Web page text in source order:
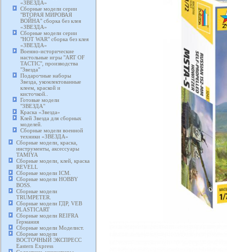
«ЗВЕЗДА»
Сборные модели серии
"ВТОРАЯ МИРОВАЯ
ВОЙНА" сборка без клея
«ЗВЕЗДА»
Сборные модели серии
"HOT WAR" сборка без клея
«ЗВЕЗДА»
Военно-исторические
настольные игры "ART OF
TACTIC", производства
"Звезда"
Подарочные наборы
Звезда, укомлектованные
клеем, краской и
кисточкой..
Готовые модели
"ЗВЕЗДА"
Краска «Звезда»
Клей Звезда для сборных
моделей.
Сборные модели военной
техники «ЗВЕЗДА»
Сборные модели, краска,
инструменты, аксессуары
TAMIYA
Сборные модели, клей, краска
REVELL
Сборные модели ICM.
Сборные модели HOBBY
BOSS.
Сборные модели
TRUMPETER.
Сборные модели ГДР, VEB
PLASTICART
Сборные модели REIFRA
Германия
Сборные модели Моделист.
Сборные модели
ВОСТОЧНЫЙ ЭКСПРЕСС
Eastern Express